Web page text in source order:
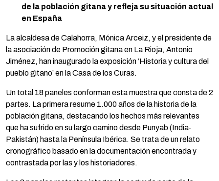
de la población gitana y refleja su situación actual
en España
La alcaldesa de Calahorra, Mónica Arceiz, y el presidente de
la asociación de Promoción gitana en La Rioja, Antonio
Jiménez, han inaugurado la exposición ‘Historia y cultura del
pueblo gitano’ en la Casa de los Curas.
Un total 18 paneles conforman esta muestra que consta de 2
partes. La primera resume 1.000 años de la historia de la
población gitana, destacando los hechos más relevantes
que ha sufrido en su largo camino desde Punyab (India-
Pakistán) hasta la Península Ibérica. Se trata de un relato
cronográfico basado en la documentación encontrada y
contrastada por las y los historiadores.